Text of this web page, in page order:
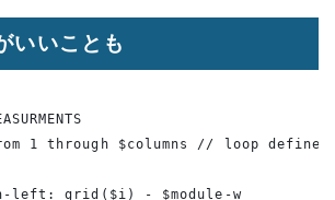
いいことも
1 through $columns // loop
left: grid($i) - $module-w